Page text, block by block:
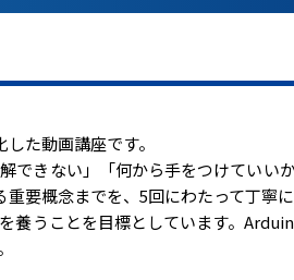
た動画講座です。
できない」「何から手をつけていい
要概念までを、5回にわたって丁寧に
うことを目標としています。